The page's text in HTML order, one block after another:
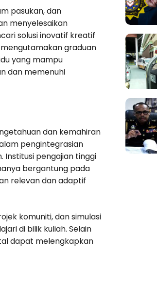
pasukan, dan
menyelesaikan
solusi inovatif kreatif
graduan
yang mampu
dan memenuhi
dan kemahiran
pengintegrasian
Institusi pengajian tinggi
bergantung pada
relevan dan adaptif
komuniti, dan simulasi
di bilik kuliah. Selain
dapat melengkapkan